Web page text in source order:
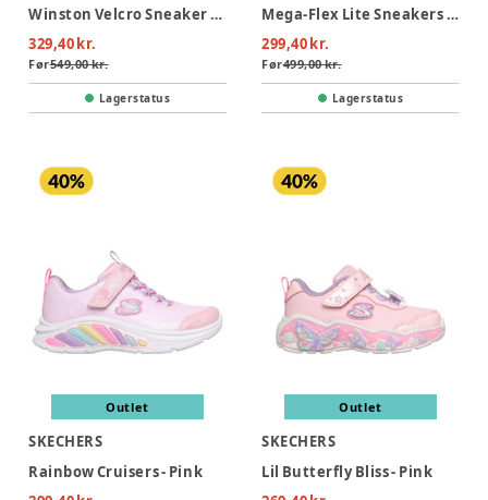
Winston Velcro Sneaker - Earth
329,40 kr.
Før549,00 kr.
Lagerstatus
Mega-Flex Lite Sneakers - Gray
299,40 kr.
Før499,00 kr.
Lagerstatus
Outlet
SKECHERS
Rainbow Cruisers - Pink
Outlet
SKECHERS
Lil Butterfly Bliss - Pink